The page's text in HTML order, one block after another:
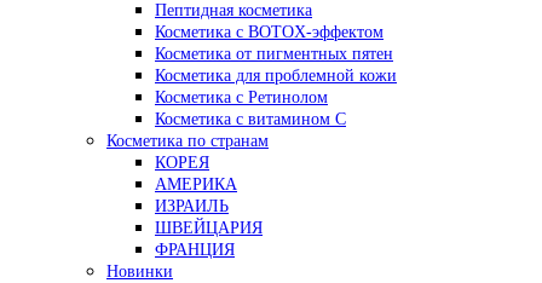
Пептидная косметика
Косметика с BOTOX-эффектом
Косметика от пигментных пятен
Косметика для проблемной кожи
Косметика с Ретинолом
Косметика с витамином С
Косметика по странам
КОРЕЯ
АМЕРИКА
ИЗРАИЛЬ
ШВЕЙЦАРИЯ
ФРАНЦИЯ
Новинки